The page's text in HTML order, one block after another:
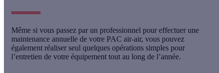
Même si vous passez par un professionnel pour effectuer une
maintenance annuelle de votre PAC air-air, vous pouvez
également réaliser seul quelques opérations simples pour
l’entretien de votre équipement tout au long de l’année.